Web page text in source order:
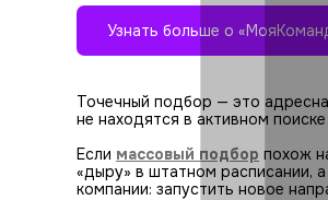
Узнать больше о
Точечный подбор — это
не находятся в активном
Если массовый подбор похож
«дыру» в штатном расписании,
компании: запустить новое